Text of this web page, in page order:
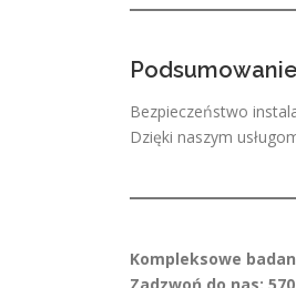
Podsumowanie
Bezpieczeństwo
Dzięki naszym
Kompleksowe